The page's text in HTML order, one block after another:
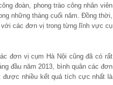
đoàn, phong trào công nhân viên
những tháng cuối năm. Đồng thời,
với các đơn vị trong từng lĩnh vực cụ
đơn vị cụm Hà Nội cũng đã có rất
đầu năm 2013, bình quân các đơn
được nhiều kết quả tích cực nhất là